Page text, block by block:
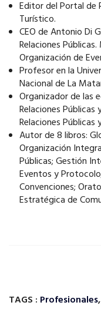
Editor del Portal de
Turístico.
CEO de Antonio Di
Relaciones
Organización de
Profesor en la
Nacional de La
Organizador de las
Relaciones
Relaciones
Autor de 8 libros:
Organización
Públicas; Gestión
Eventos y
Convenciones;
Estratégica de
TAGS : Profesionales,